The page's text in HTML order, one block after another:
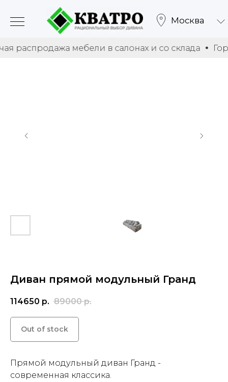
Москва
мебели в салонах и со склада
Диван прямой модульный Гранд
114650 р. 89000 р.
Out of stock
Прямой модульный диван Гранд -
современная классика.